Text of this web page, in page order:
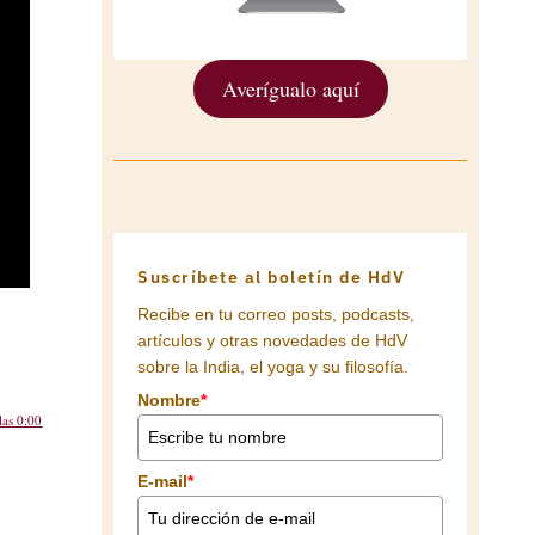
0:00
Averígualo aquí
Suscríbete al boletín de HdV
Recibe en tu correo posts, podcasts,
artículos y otras novedades de HdV
sobre la India, el yoga y su filosofía.
Nombre*
E-mail*